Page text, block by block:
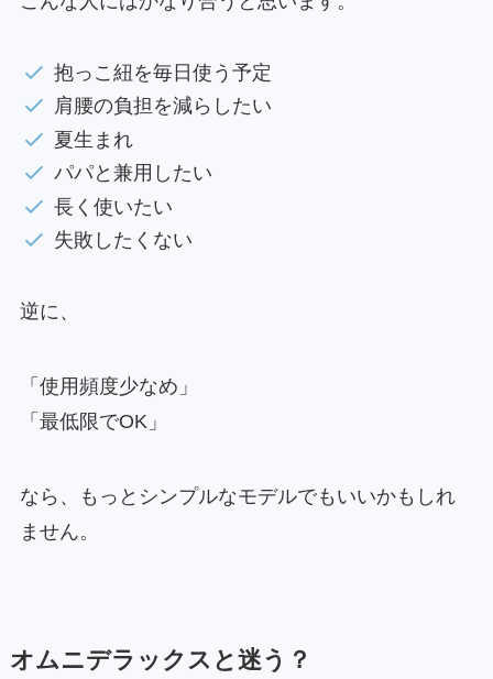
抱っこ紐を毎日使う予定
肩腰の負担を減らしたい
夏生まれ
パパと兼用したい
長く使いたい
失敗したくない
逆に、
「使用頻度少なめ」
「最低限でOK」
なら、もっとシンプルなモデルでもいいかもしれ
ません。
オムニデラックスと迷う？